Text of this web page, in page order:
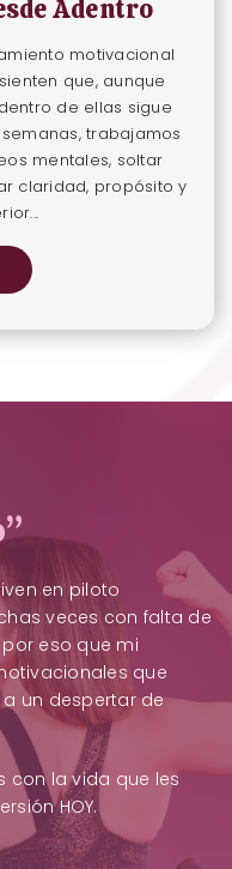
Adentro
motivacional
que, aunque
de ellas sigue
trabajamos
mentales, soltar
claridad, propósito y
en piloto
veces con falta de
eso que mi
que
un despertar de
con la vida que les
HOY.